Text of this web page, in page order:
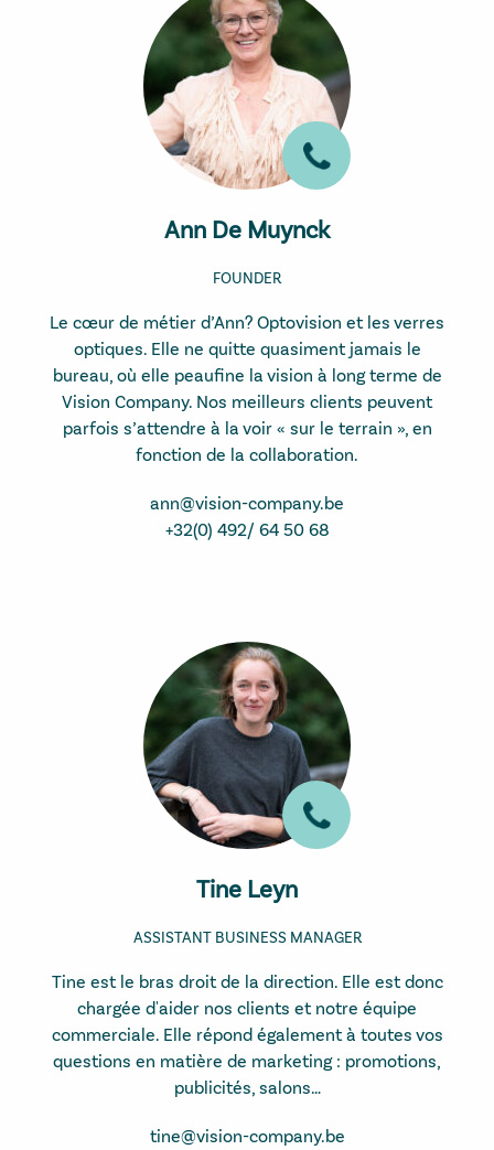
Ann De Muynck
FOUNDER
Le cœur de métier d’Ann? Optovision et les verres
optiques. Elle ne quitte quasiment jamais le
bureau, où elle peaufine la vision à long terme de
Vision Company. Nos meilleurs clients peuvent
parfois s’attendre à la voir « sur le terrain », en
fonction de la collaboration.
ann@vision-company.be
+32(0) 492/ 64 50 68
Tine Leyn
ASSISTANT BUSINESS MANAGER
Tine est le bras droit de la direction. Elle est donc
chargée d'aider nos clients et notre équipe
commerciale. Elle répond également à toutes vos
questions en matière de marketing : promotions,
publicités, salons…
tine@vision-company.be